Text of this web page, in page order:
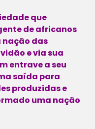
que
de africanos
nação das
e via sua
entrave a seu
saída para
produzidas e
uma nação